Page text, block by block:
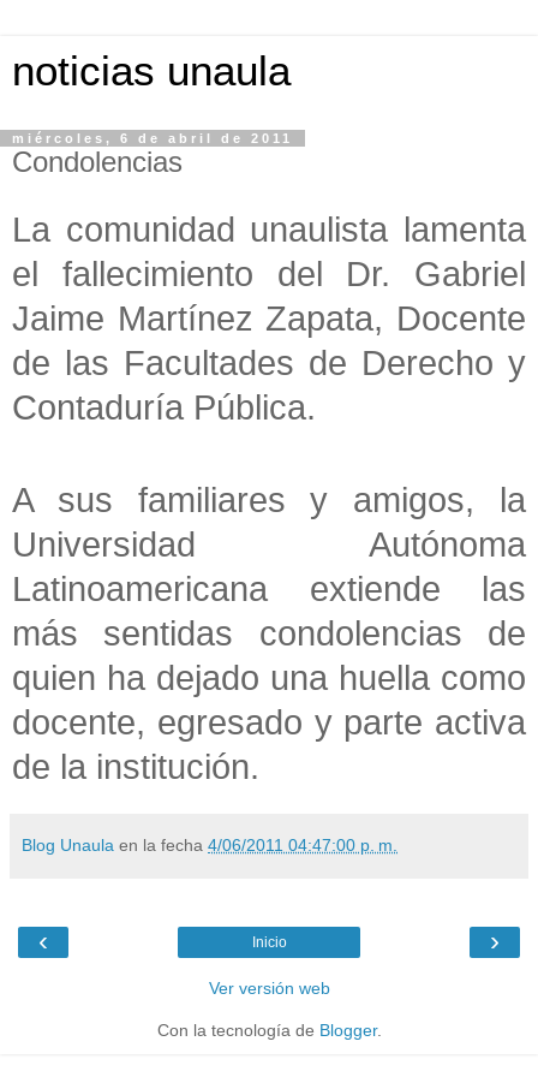
noticias unaula
miércoles, 6 de abril de 2011
Condolencias
La comunidad unaulista lamenta
el fallecimiento del Dr. Gabriel
Jaime Martínez Zapata, Docente
de las Facultades de Derecho y
Contaduría Pública.
A sus familiares y amigos, la
Universidad Autónoma
Latinoamericana extiende las
más sentidas condolencias de
quien ha dejado una huella como
docente, egresado y parte activa
de la institución.
Blog Unaula en la fecha 4/06/2011 04:47:00 p. m.
‹ ›
Inicio
Ver versión web
Con la tecnología de Blogger.